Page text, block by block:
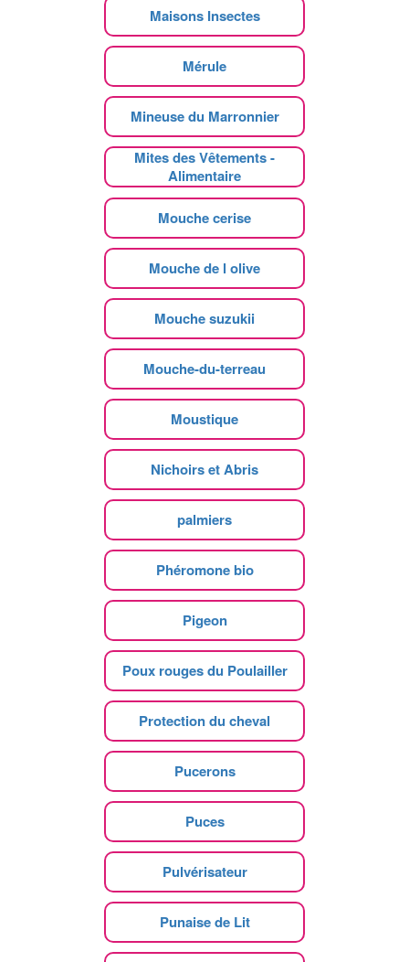
Maisons Insectes
Mérule
Mineuse du Marronnier
Mites des Vêtements -
Alimentaire
Mouche cerise
Mouche de l olive
Mouche suzukii
Mouche-du-terreau
Moustique
Nichoirs et Abris
palmiers
Phéromone bio
Pigeon
Poux rouges du Poulailler
Protection du cheval
Pucerons
Puces
Pulvérisateur
Punaise de Lit